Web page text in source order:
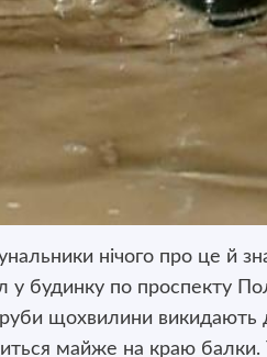
нічого про це й
у будинку по проспекту
щохвилини викидають
майже на краю